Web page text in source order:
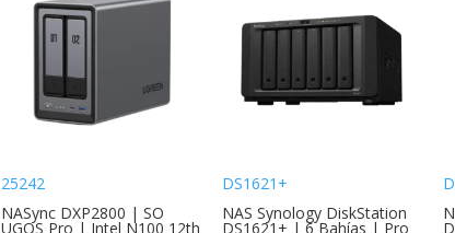
25242
NASync DXP2800 | SO
UGOS Pro | Intel N100 12th
DS1621+
NAS Synology DiskStation
DS1621+ | 6 Bahías | Pro